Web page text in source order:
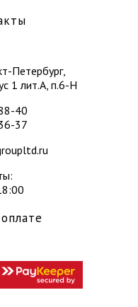
Петербург,
1 лит.А, п.6-Н
40
37